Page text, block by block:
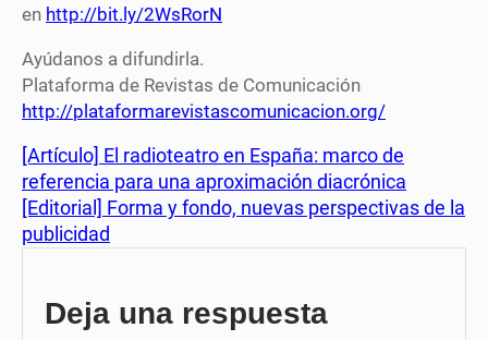
en http://bit.ly/2WsRorN
Ayúdanos a difundirla.
Plataforma de Revistas de Comunicación
http://plataformarevistascomunicacion.org/
[Artículo] El radioteatro en España: marco de
referencia para una aproximación diacrónica
[Editorial] Forma y fondo, nuevas perspectivas de la
publicidad
Deja una respuesta